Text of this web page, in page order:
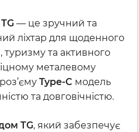
— це зручний та
ліхтар для щоденного
та активного
металевому
Type-C модель
та довговічністю.
TG, який забезпечує